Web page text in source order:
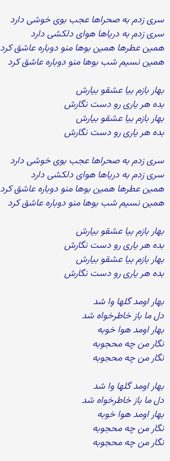
سری زدم به صحراها عجب بوی خوشی دارد
سری زدم به دریاها هوای دلکشی دارد
همین عطرها همین بوها منو دوباره عاشق کرد
همین نسیم شب بوها منو دوباره عاشق کرد
بهار بازم بیا عشقو بیارش
بده هر یاری رو دست نگارش
بهار بازم بیا عشقو بیارش
بده هر یاری رو دست نگارش
سری زدم به صحراها عجب بوی خوشی دارد
سری زدم به دریاها هوای دلکشی دارد
همین عطرها همین بوها منو دوباره عاشق کرد
همین نسیم شب بوها منو دوباره عاشق کرد
بهار بازم بیا عشقو بیارش
بده هر یاری رو دست نگارش
بهار بازم بیا عشقو بیارش
بده هر یاری رو دست نگارش
بهار اومد گلها وا شد
دل ما باز خاطرخواه شد
بهار اومد هوا خوبه
نگار من چه محجوبه
نگار من چه محجوبه
بهار اومد گلها وا شد
دل ما باز خاطرخواه شد
بهار اومد هوا خوبه
نگار من چه محجوبه
نگار من چه محجوبه